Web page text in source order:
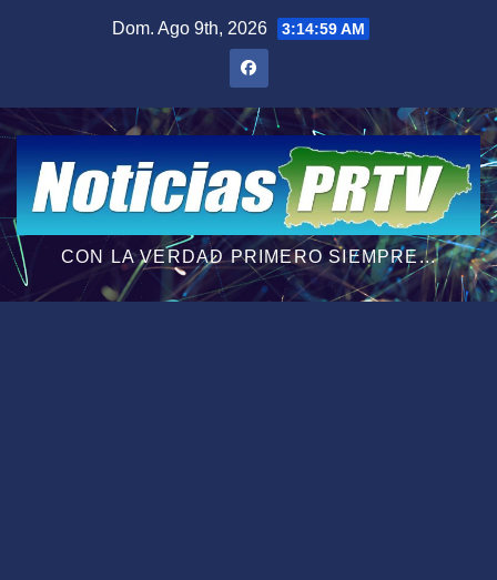
Dom. Ago 9th, 2026 3:15:00 AM
CON LA VERDAD PRIMERO SIEMPRE...